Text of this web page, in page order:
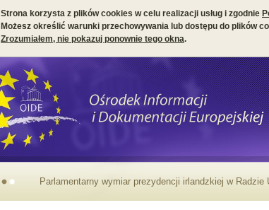
Strona korzysta z plików cookies w celu realizacji usług i zgodnie
Możesz określić warunki przechowywania lub dostępu do plików
Zrozumiałem, nie pokazuj ponownie tego okna.
Parlamentarny wymiar prezydencji irlandzkiej w Radzie